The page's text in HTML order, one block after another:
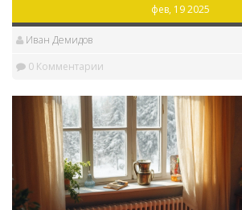
фев, 19 2025
Иван Демидов
0 Комментарии